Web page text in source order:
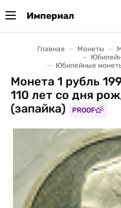
Империал
Главная Монеты
Юбилейные
Монета 1 рубль
110 лет со дня
(запайка)
PROOF